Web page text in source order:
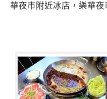
華夜市附近冰店，樂華夜